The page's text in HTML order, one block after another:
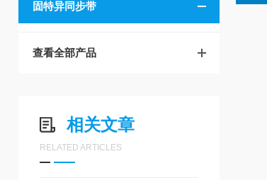
固特异同步带
查看全部产品
相关文章
RELATED ARTICLES